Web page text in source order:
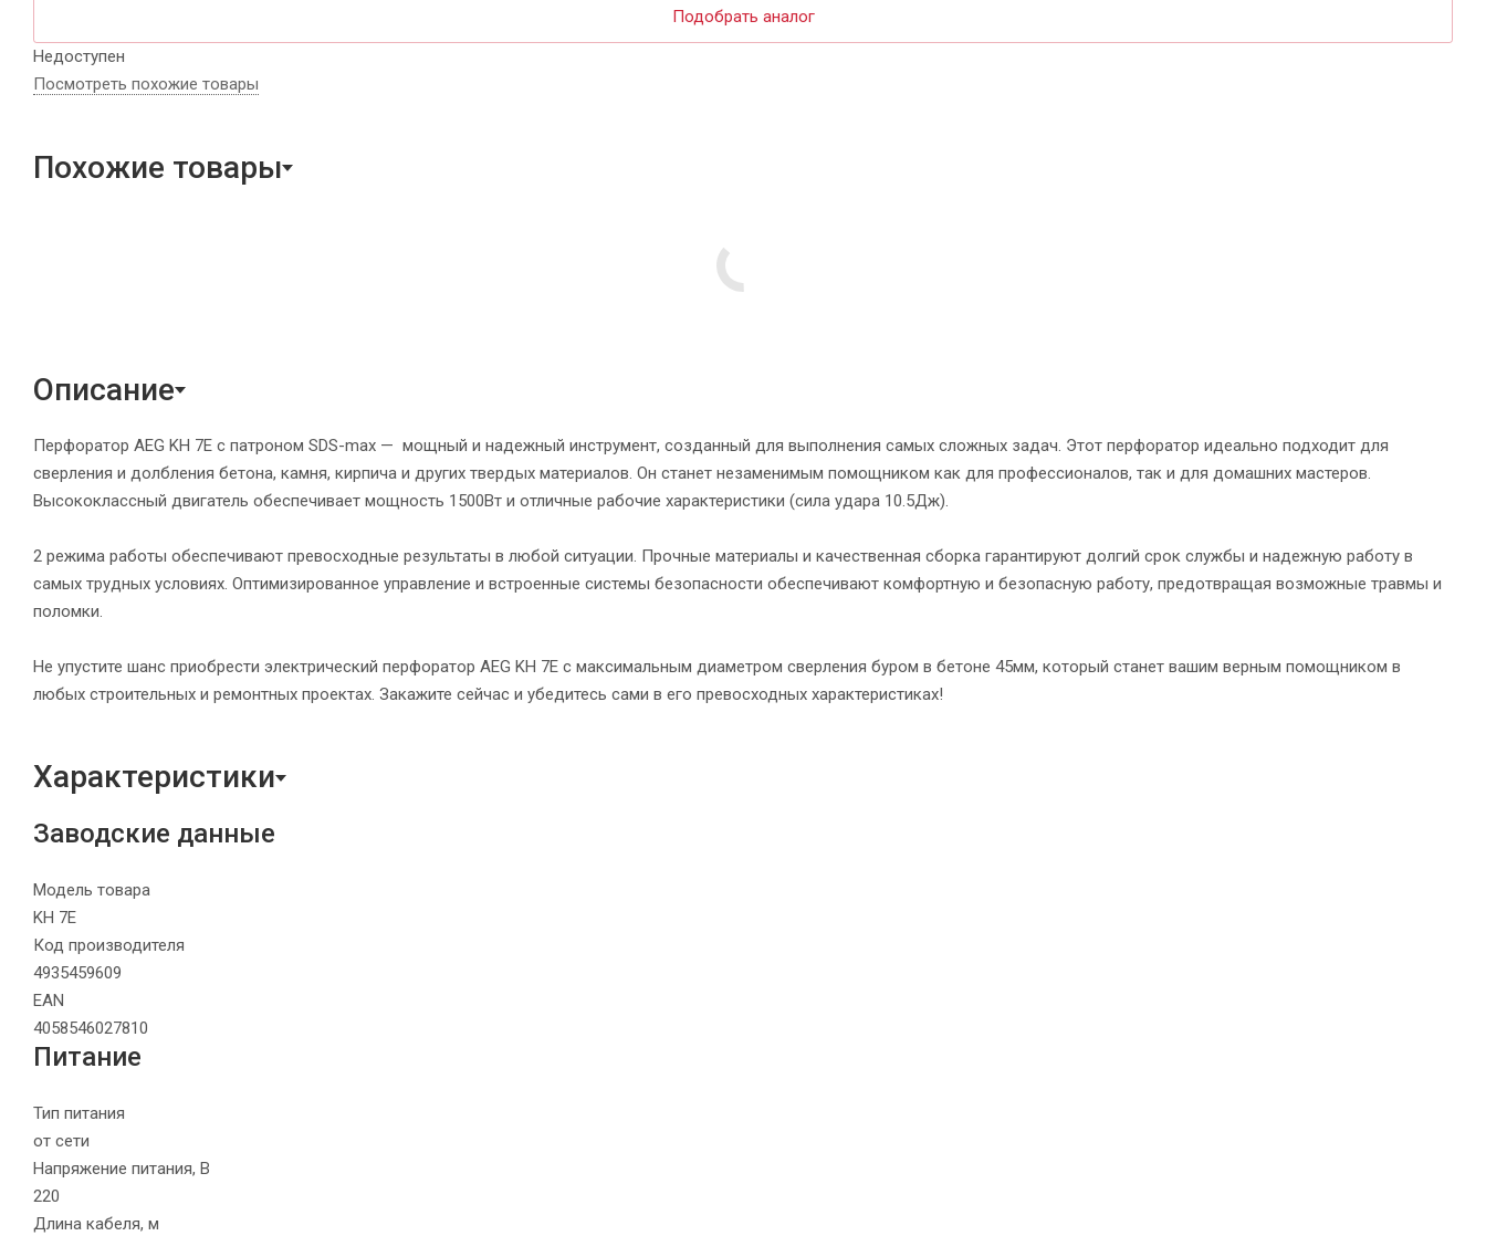
Подобрать аналог
Недоступен
Посмотреть похожие товары
Похожие товары
Описание
Перфоратор AEG KH 7E с патроном SDS-max — мощный и надежный инструмент, созданный для выполнения самых сложных задач. Этот перфоратор идеально подходит для
сверления и долбления бетона, камня, кирпича и других твердых материалов. Он станет незаменимым помощником как для профессионалов, так и для домашних мастеров.
Высококлассный двигатель обеспечивает мощность 1500Вт и отличные рабочие характеристики (сила удара 10.5Дж).
2 режима работы обеспечивают превосходные результаты в любой ситуации. Прочные материалы и качественная сборка гарантируют долгий срок службы и надежную работу в
самых трудных условиях. Оптимизированное управление и встроенные системы безопасности обеспечивают комфортную и безопасную работу, предотвращая возможные травмы и
поломки.
Не упустите шанс приобрести электрический перфоратор AEG KH 7E с максимальным диаметром сверления буром в бетоне 45мм, который станет вашим верным помощником в
любых строительных и ремонтных проектах. Закажите сейчас и убедитесь сами в его превосходных характеристиках!
Характеристики
Заводские данные
Модель товара
KH 7E
Код производителя
4935459609
EAN
4058546027810
Питание
Тип питания
от сети
Напряжение питания, В
220
Длина кабеля, м